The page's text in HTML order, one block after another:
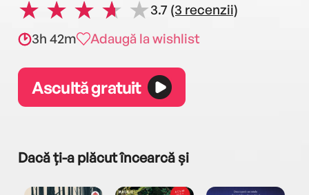
3.7 (3 recenzii)
3h 42m
Adaugă la wishlist
Ascultă gratuit
Dacă ți-a plăcut încearcă și